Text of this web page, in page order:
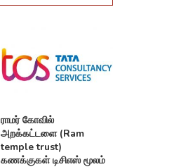
ராமர் கோவில்
அறக்கட்டளை (Ram
temple trust)
கணக்குகள் டிசிஎஸ் மூலம்